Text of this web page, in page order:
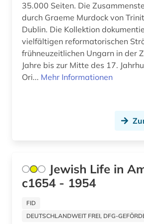
beschluss (1)
besetzung (1)
bibel (2)
bibliografie (3)
bildarchiv (1)
Polen (8)
Rheinland-Pfalz (1)
Roemisches Reich (2)
Russland, Sowjetunion (6)
Schweiz (5)
Spanien (2)
35.000 Seiten. Die
durch Graeme Murdock von
Dublin. Die Kollektion
vielfältigen reformatorischen
frühneuzeitlichen Ungarn in der
Jahre bis zur Mitte des 17.
Ori... Mehr Informationen
Jewish Life in
c1654 - 1954
FID
DEUTSCHLANDWEIT FREI, DFG-